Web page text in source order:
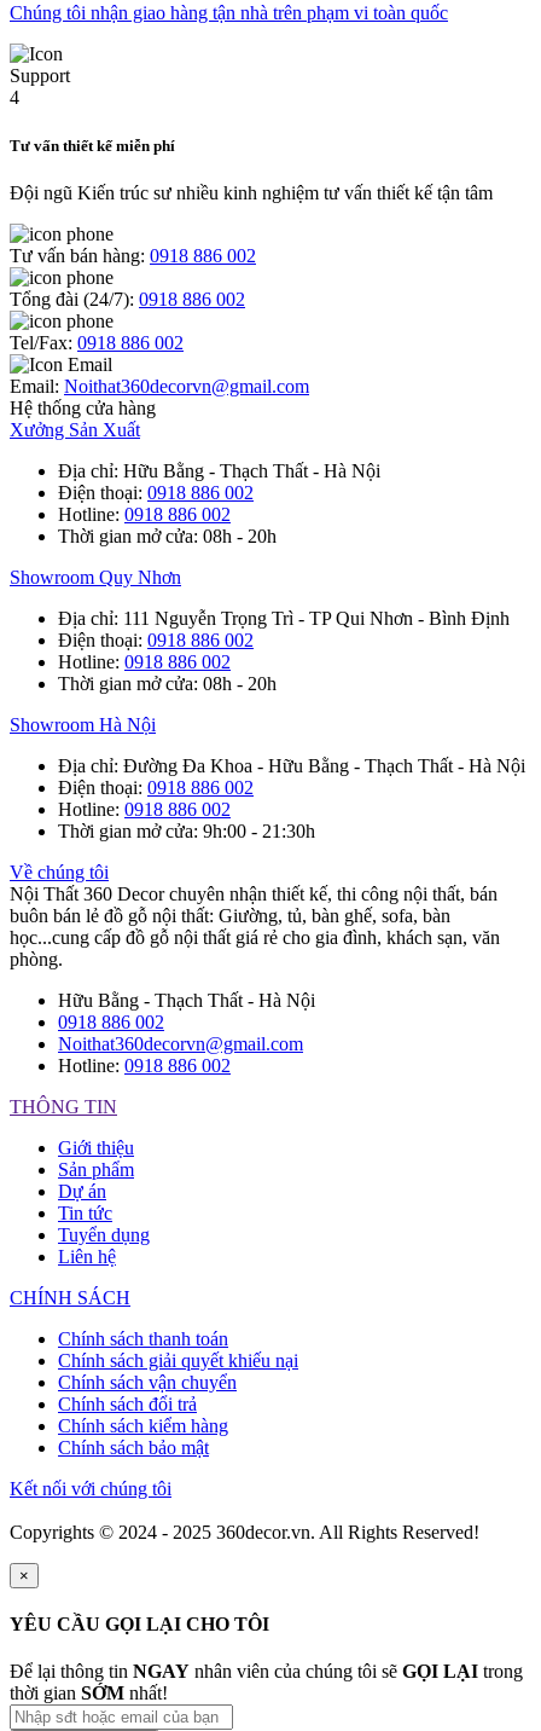
Chúng tôi nhận giao hàng tận nhà trên phạm vi toàn quốc
Tư vấn thiết kế miễn phí
Đội ngũ Kiến trúc sư nhiều kinh nghiệm tư vấn thiết kế tận tâm
Tư vấn bán hàng: 0918 886 002
Tổng đài (24/7): 0918 886 002
Tel/Fax: 0918 886 002
Email: Noithat360decorvn@gmail.com
Hệ thống cửa hàng
Xưởng Sản Xuất
Địa chỉ: Hữu Bằng - Thạch Thất - Hà Nội
Điện thoại: 0918 886 002
Hotline: 0918 886 002
Thời gian mở cửa: 08h - 20h
Showroom Quy Nhơn
Địa chỉ: 111 Nguyễn Trọng Trì - TP Qui Nhơn - Bình Định
Điện thoại: 0918 886 002
Hotline: 0918 886 002
Thời gian mở cửa: 08h - 20h
Showroom Hà Nội
Địa chỉ: Đường Đa Khoa - Hữu Bằng - Thạch Thất - Hà Nội
Điện thoại: 0918 886 002
Hotline: 0918 886 002
Thời gian mở cửa: 9h:00 - 21:30h
Về chúng tôi
Nội Thất 360 Decor chuyên nhận thiết kế, thi công nội thất, bán
buôn bán lẻ đồ gỗ nội thất: Giường, tủ, bàn ghế, sofa, bàn
học...cung cấp đồ gỗ nội thất giá rẻ cho gia đình, khách sạn, văn
phòng.
Hữu Bằng - Thạch Thất - Hà Nội
0918 886 002
Noithat360decorvn@gmail.com
Hotline: 0918 886 002
THÔNG TIN
Giới thiệu
Sản phẩm
Dự án
Tin tức
Tuyển dụng
Liên hệ
CHÍNH SÁCH
Chính sách thanh toán
Chính sách giải quyết khiếu nại
Chính sách vận chuyển
Chính sách đổi trả
Chính sách kiểm hàng
Chính sách bảo mật
Kết nối với chúng tôi
Copyrights © 2024 - 2025 360decor.vn. All Rights Reserved!
×
YÊU CẦU GỌI LẠI CHO TÔI
Để lại thông tin NGAY nhân viên của chúng tôi sẽ GỌI LẠI trong
thời gian SỚM nhất!